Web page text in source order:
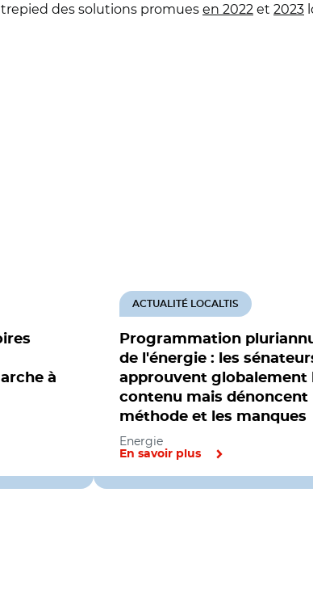
des solutions promues en 2022 et 2023
à
Programmation
de l'énergie : les
approuvent globalement
contenu mais dénoncent
méthode et les manques
ACTUALITÉ LOCALTIS
Energie
En savoir plus